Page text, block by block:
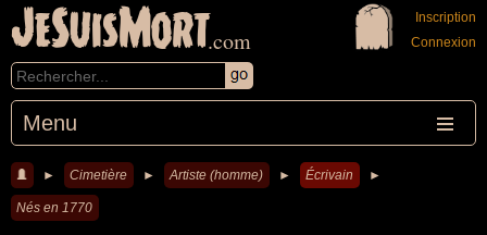
JeSuisMort.com
Menu
Inscription
Connexion
► Cimetière ► Artiste (homme) ► Écrivain ►
Nés en 1770